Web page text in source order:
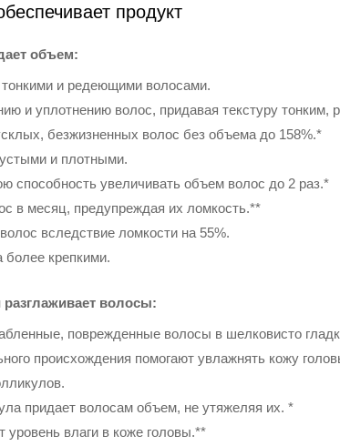
продукт
объем:
и редеющими волосами.
и уплотнению волос, придавая текстуру
безжизненных волос без объема до 158%.*
и плотными.
способность увеличивать объем волос до 2 раз.*
в месяц, предупреждая их ломкость.**
вследствие ломкости на 55%.
более крепкими.
волосы:
поврежденные волосы в шелковисто
происхождения помогают увлажнять кожу
придает волосам объем, не утяжеляя их. *
влаги в коже головы.**